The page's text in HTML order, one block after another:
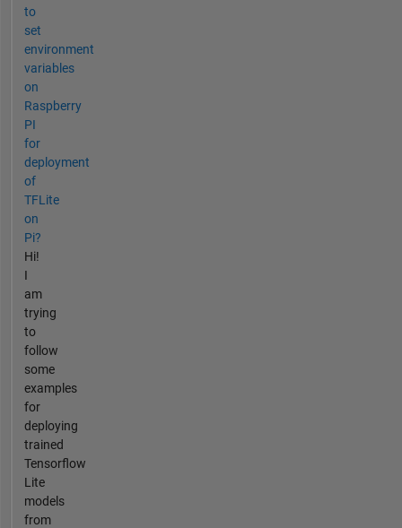
to
set
environment
variables
on
Raspberry
PI
for
deployment
of
TFLite
on
Pi?
Hi!
I
am
trying
to
follow
some
examples
for
deploying
trained
Tensorflow
Lite
models
from